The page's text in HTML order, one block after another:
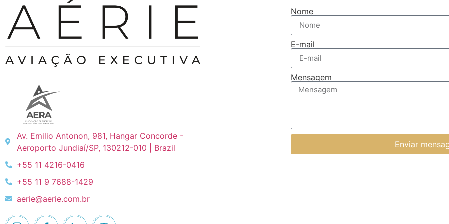
Av. Emilio Antonon, 981, Hangar Concorde -
Aeroporto Jundiaí/SP, 130212-010 | Brazil
+55 11 4216-0416
+55 11 9 7688-1429
aerie@aerie.com.br
Nome
E-mail
Mensagem
Enviar